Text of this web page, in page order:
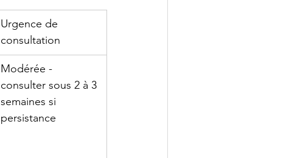
Urgence de
consultation
Modérée -
consulter sous 2 à 3
semaines si
persistance